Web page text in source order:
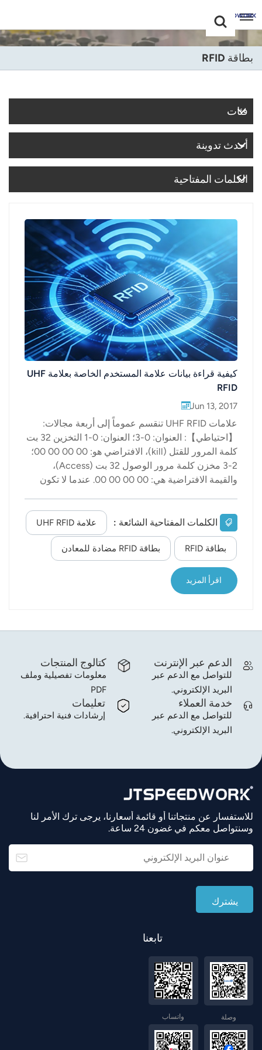
+86 -18681515767
English
Français
Deutsch
Italiano
Português
Nederland
عربي
日语
한국어
Türk
Polski
แบบไทย
Indonesia
magyar
بطاقة RFID
فئات
أحدث تدوينة
الكلمات المفتاحية
كيفية قراءة بيانات علامة المستخدم الخاصة بعلامة UHF
RFID
Jun 13, 2017
علامات UHF RFID تنقسم عموماً إلى أربعة مجالات:
【احتياطي】: العنوان: 0-3؛ العنوان: 0-1 التخزين 32 بت
كلمة المرور للقتل (kill)، الافتراضي هو: 00 00 00 00؛
2-3 مخزن كلمة مرور الوصول 32 بت (Access)،
والقيمة الافتراضية هي: 00 00 00 00. عندما لا تكون
الموجودة في المنطقة بحرية. [EPC]العنوان: 2-7؛ يخزن
رقم تعريف 96 بت، وهو عادةً الرقم الافتراضي للجهاز،
لقراءة البيانات المخزنة في هذه المنطقة. سواء كانت
المنطقة مشفرة أم لا، يمكن إعادة كتابة البيانات
الموجودة فيها بحرية. [TID]العنوان: 0-5؛ تخزين رقم
بشكل عشوائي. يُعرض أعلا...
الكلمات المفتاحية الشائعة : علامة UHF RFID
بطاقة RFID بطاقة RFID مضادة للمعادن
اقرأ المزيد
كتالوج المنتجات
معلومات تفصيلية وملف
PDF
الدعم عبر الإنترنت
للتواصل مع الدعم عبر
البريد الإلكتروني.
تعليمات
إرشادات فنية احترافية.
خدمة العملاء
للتواصل مع الدعم عبر
البريد الإلكتروني.
للاستفسار عن منتجاتنا أو قائمة أسعارنا، يرجى ترك الأمر لنا
وسنتواصل معكم في غضون 24 ساعة.
تابعنا
واتساب وصلة